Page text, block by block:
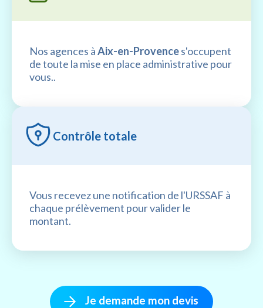
Nos agences àAix-en-Provences'occupent
de toute la mise en place administrative pour
vous..
Contrôle totale
Vous recevez une notification de l'URSSAF à
chaque prélèvement pour valider le
montant.
Je demande mon devis